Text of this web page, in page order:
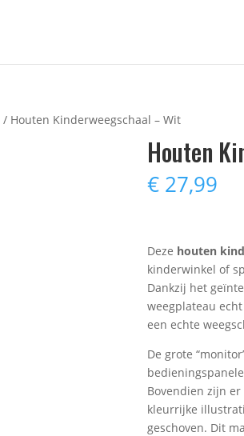
/ Houten Kinderweegschaal – Wit
Houten
€27,99
Deze houten
kinderwinkel of
Dankzij het
weegplateau
een echte
De grote
Bovendien zijn er
kleurrijke
geschoven. Dit